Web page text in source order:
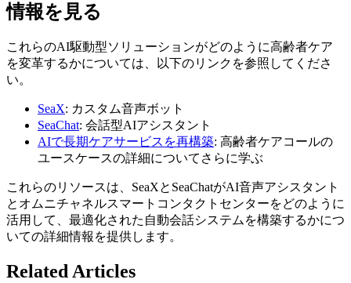
情報を見る
これらのAI駆動型ソリューションがどのように高齢者ケア
を変革するかについては、以下のリンクを参照してくださ
い。
SeaX: カスタム音声ボット
SeaChat: 会話型AIアシスタント
AIで長期ケアサービスを再構築: 高齢者ケアコールの
ユースケースの詳細についてさらに学ぶ
これらのリソースは、SeaXとSeaChatがAI音声アシスタント
とオムニチャネルスマートコンタクトセンターをどのように
活用して、最適化された自動会話システムを構築するかにつ
いての詳細情報を提供します。
Related Articles